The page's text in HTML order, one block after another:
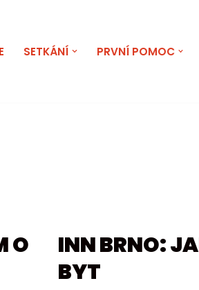
SETKÁNÍ PRVNÍ POMOC
O
INN BRNO:
BYT